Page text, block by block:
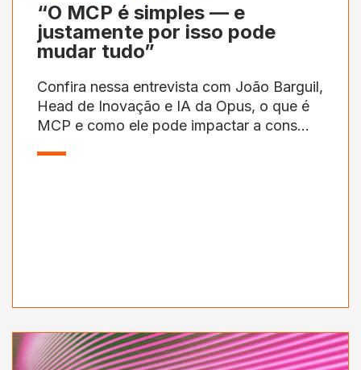
“O MCP é simples — e
justamente por isso pode
mudar tudo”
Confira nessa entrevista com João Barguil,
Head de Inovação e IA da Opus, o que é
MCP e como ele pode impactar a cons...